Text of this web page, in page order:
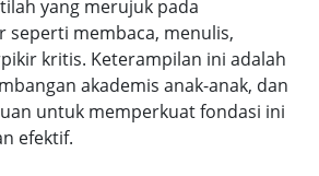
yang merujuk pada
seperti membaca, menulis,
kritis. Keterampilan ini adalah
akademis anak-anak, dan
untuk memperkuat fondasi ini
efektif.